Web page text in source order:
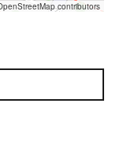
contributors